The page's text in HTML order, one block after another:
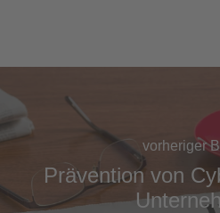
vorheriger
Prävention von